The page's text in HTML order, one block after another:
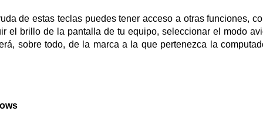
de estas teclas puedes tener acceso a otras funciones,
el brillo de la pantalla de tu equipo, seleccionar el modo
sobre todo, de la marca a la que pertenezca la